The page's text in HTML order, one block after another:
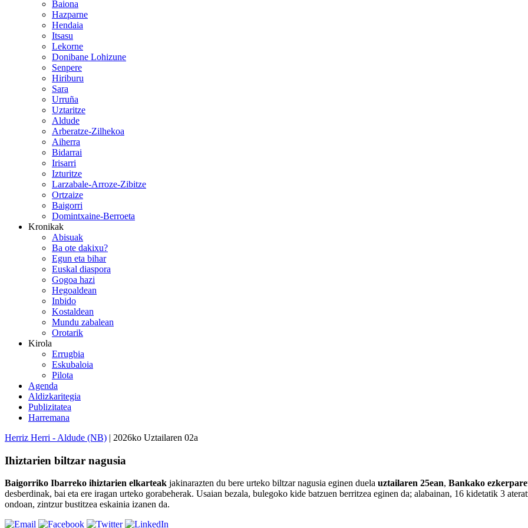
Baiona
Hazparne
Hendaia
Itsasu
Lekorne
Donibane Lohizune
Senpere
Hiriburu
Sara
Urruña
Uztaritze
Aldude
Arberatze-Zilhekoa
Aiherra
Bidarrai
Irisarri
Izturitze
Larzabale-Arroze-Zibitze
Ortzaize
Baigorri
Domintxaine-Berroeta
Kronikak
Abisuak
Ba ote dakixu?
Egun eta bihar
Euskal diaspora
Gogoa hazi
Hegoaldean
Inbido
Kostaldean
Mundu zabalean
Orotarik
Kirola
Errugbia
Eskubaloia
Pilota
Agenda
Aldizkaritegia
Publizitatea
Harremana
Herriz Herri - Aldude (NB) | 2026ko Uztailaren 02a
Ihiztarien biltzar nagusia
Baigorriko Ibarreko ihiztarien elkarteak jakinarazten du bere urteko biltzar nagusia eginen duela uztailaren 25ean, Bankako
desberdinak, bai eta ere iragan urteko gorabeherak. Usaian bezala, bulegoko kide batzuen berritzea eginen da; alabainan, 16 kidetatik 3
ondoan, zintzur bustitzea eskainia izanen da.